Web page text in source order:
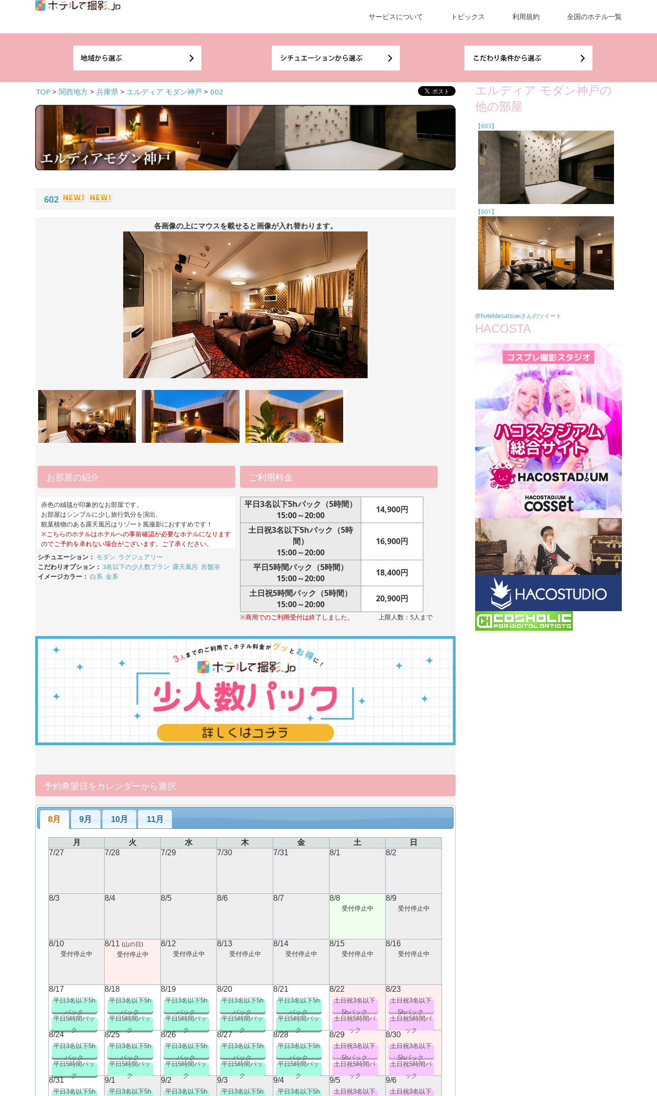
サービスについて トピックス 利用規約 全国のホテル一覧
TOP > 関西地方 > 兵庫県 > エルディア モダン神戸 > 602
602
各画像の上にマウスを載せると画像が入れ替わります。
お部屋の紹介
赤色の絨毯が印象的なお部屋です。
お部屋はシンプルに少し旅行気分を演出、
観葉植物のある露天風呂はリゾート風撮影におすすめです！
※こちらのホテルはホテルへの事前確認が必要なホテルになります
のでご予約を承れない場合がございます。ご了承ください。
シチュエーション： モダン ラグジュアリー
こだわりオプション： 3名以下の少人数プラン 露天風呂 岩盤浴
イメージカラー： 白系 金系
ご利用料金
平日3名以下5hパック（5時間）
15:00～20:00
14,900円
土日祝3名以下5hパック（5時
間）
15:00～20:00
16,900円
平日5時間パック（5時間）
15:00～20:00
18,400円
土日祝5時間パック（5時間）
15:00～20:00
20,900円
上限人数：5人まで
※商用でのご利用受付は終了しました。
予約希望日をカレンダーから選択
8月 9月 10月 11月
月 火 水 木 金 土
日
7/27
7/28 7/29 7/30 7/31 8/1 8/2
8/3 8/4 8/5 8/6 8/7 8/8
受付停止中
8/9
受付停止中
8/10
受付停止中
8/11(山の日)
受付停止中
8/12
受付停止中
8/13
受付停止中
8/14
受付停止中
8/15
受付停止中
8/16
受付停止中
8/17
平日3名以下5h
パック
平日5時間パッ
ク
8/18
平日3名以下5h
パック
平日5時間パッ
ク
8/19
平日3名以下5h
パック
平日5時間パッ
ク
8/20
平日3名以下5h
パック
平日5時間パッ
ク
8/21
平日3名以下5h
パック
平日5時間パッ
ク
8/22
土日祝3名以下
5hパック
土日祝5時間パ
ック
8/23
土日祝3名以下
5hパック
土日祝5時間パ
ック
8/24
平日3名以下5h
パック
平日5時間パッ
ク
8/25
平日3名以下5h
パック
平日5時間パッ
ク
8/26
平日3名以下5h
パック
平日5時間パッ
ク
8/27
平日3名以下5h
パック
平日5時間パッ
ク
8/28
平日3名以下5h
パック
平日5時間パッ
ク
8/29
土日祝3名以下
5hパック
土日祝5時間パ
ック
8/30
土日祝3名以下
5hパック
土日祝5時間パ
ック
8/31
平日3名以下5h
9/1
平日3名以下5h
9/2
平日3名以下5h
9/3
平日3名以下5h
9/4
平日3名以下5h
9/5
土日祝3名以下
9/6
土日祝3名以下
エルディア モダン神戸の
他の部屋
【603】
【601】
@hoteldesatsueiさんのツイート
HACOSTA